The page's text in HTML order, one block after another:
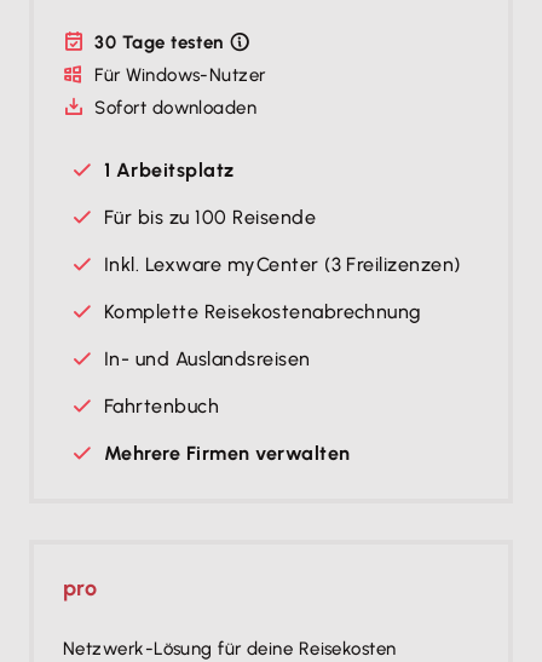
30 Tage testen
Für Windows-Nutzer
Sofort downloaden
1 Arbeitsplatz
Für bis zu 100 Reisende
Inkl. Lexware myCenter (3 Freilizenzen)
Komplette Reise­kosten­ab­rechnung
In- und Auslandsreisen
Fahrtenbuch
Mehrere Firmen verwalten
pro
Netzwerk-Lösung für deine Reisekosten